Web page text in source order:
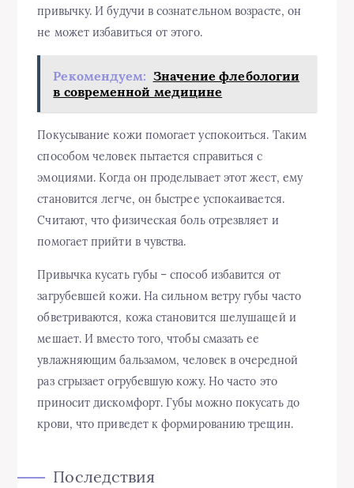
привычку. И будучи в сознательном возрасте, он
не может избавиться от этого.
Рекомендуем: Значение флебологии
в современной медицине
Покусывание кожи помогает успокоиться. Таким
способом человек пытается справиться с
эмоциями. Когда он проделывает этот жест, ему
становится легче, он быстрее успокаивается.
Считают, что физическая боль отрезвляет и
помогает прийти в чувства.
Привычка кусать губы – способ избавится от
загрубевшей кожи. На сильном ветру губы часто
обветриваются, кожа становится шелушащей и
мешает. И вместо того, чтобы смазать ее
увлажняющим бальзамом, человек в очередной
раз сгрызает огрубевшую кожу. Но часто это
приносит дискомфорт. Губы можно покусать до
крови, что приведет к формированию трещин.
Последствия